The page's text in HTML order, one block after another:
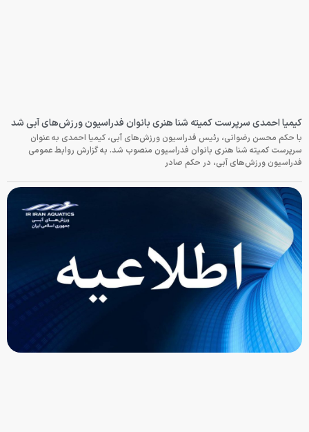
کیمیا احمدی سرپرست کمیته شنا هنری بانوان فدراسیون ورزش‌های آبی شد
با حکم محسن رضوانی، رئیس فدراسیون ورزش‌های آبی، کیمیا احمدی به عنوان
سرپرست کمیته شنا هنری بانوان فدراسیون منصوب شد. به گزارش روابط عمومی
فدراسیون ورزش‌های آبی، در حکم صادر